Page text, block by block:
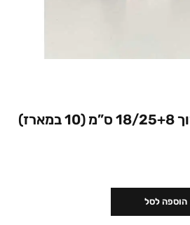
שקית קרטון ידית שרוך 18/25+8 ס”מ (10 במארז)
הוספה לסל